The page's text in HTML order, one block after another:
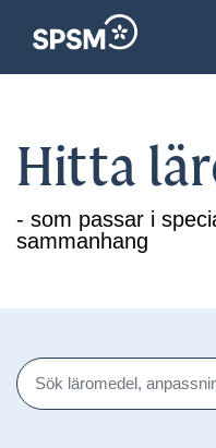
Hitta
- som passar i
sammanhang
Sök